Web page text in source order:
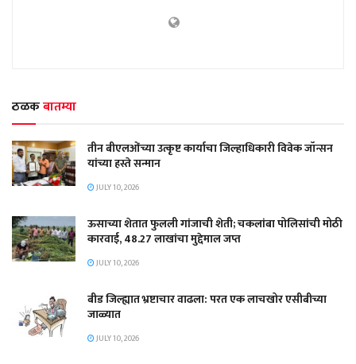
ठळकबातम्या
तीन बीएलओंच्या उत्कृष्ट कार्याचा जिल्हाधिकारी विवेक जॉन्सन
यांच्या हस्ते सन्मान
JULY 10, 2026
ऊसाच्या शेतात फुलली गांजाची शेती; चकलांबा पोलिसांची मोठी
कारवाई, 48.27 लाखांचा मुद्देमाल जप्त
JULY 10, 2026
बीड जिल्ह्यात भ्रष्टाचार वाढला: परत एक लाचखोर एसीबीच्या
जाळ्यात
JULY 10, 2026